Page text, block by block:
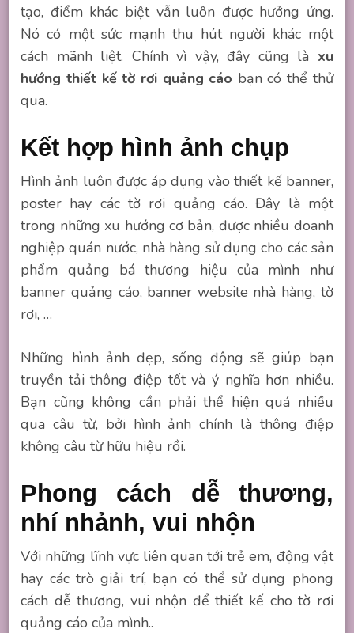
tạo, điểm khác biệt vẫn luôn được hưởng ứng.
Nó có một sức mạnh thu hút người khác một
cách mãnh liệt. Chính vì vậy, đây cũng là xu
hướng thiết kế tờ rơi quảng cáo bạn có thể thử
qua.
Kết hợp hình ảnh chụp
Hình ảnh luôn được áp dụng vào thiết kế banner,
poster hay các tờ rơi quảng cáo. Đây là một
trong những xu hướng cơ bản, được nhiều doanh
nghiệp quán nước, nhà hàng sử dụng cho các sản
phẩm quảng bá thương hiệu của mình như
banner quảng cáo, banner website nhà hàng, tờ
rơi, …
Những hình ảnh đẹp, sống động sẽ giúp bạn
truyền tải thông điệp tốt và ý nghĩa hơn nhiều.
Bạn cũng không cần phải thể hiện quá nhiều
qua câu từ, bởi hình ảnh chính là thông điệp
không câu từ hữu hiệu rồi.
Phong cách dễ thương,
nhí nhảnh, vui nhộn
Với những lĩnh vực liên quan tới trẻ em, động vật
hay các trò giải trí, bạn có thể sử dụng phong
cách dễ thương, vui nhộn để thiết kế cho tờ rơi
quảng cáo của mình..